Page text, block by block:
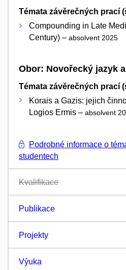
Témata závěrečných prací
Compounding in Late
Century) – absolvent 2025
Obor: Novořecký jazyk
Témata závěrečných prací
Korais a Gazis: jejich
Logios Ermis – absolvent
Podrobné informace o
studentech
Kvalifikace
Publikace
Projekty
Výuka